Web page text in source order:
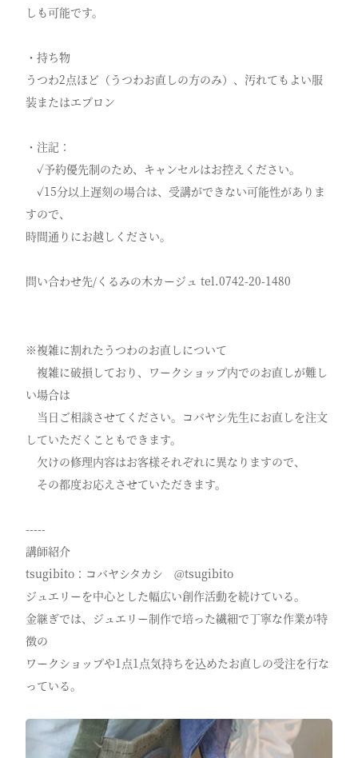
しも可能です。
・持ち物
うつわ2点ほど（うつわお直しの方のみ）、汚れてもよい服
装またはエプロン
・注記：
✓予約優先制のため、キャンセルはお控えください。
✓15分以上遅刻の場合は、受講ができない可能性がありま
すので、
時間通りにお越しください。
問い合わせ先/くるみの木カージュ tel.0742-20-1480
※複雑に割れたうつわのお直しについて
複雑に破損しており、ワークショップ内でのお直しが難し
い場合は
当日ご相談させてください。コバヤシ先生にお直しを注文
していただくこともできます。
欠けの修理内容はお客様それぞれに異なりますので、
その都度お応えさせていただきます。
-----
講師紹介
tsugibito：コバヤシタカシ @tsugibito
ジュエリーを中心とした幅広い創作活動を続けている。
金継ぎでは、ジュエリー制作で培った繊細で丁寧な作業が特
徴の
ワークショップや1点1点気持ちを込めたお直しの受注を行な
っている。